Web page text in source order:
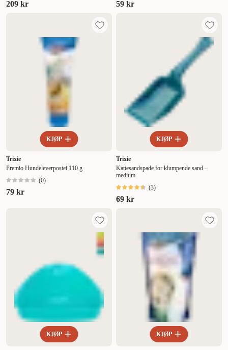
209 kr 59 kr
KJØP
Trixie
Premio Hundeleverpostei 110 g
(0)
79 kr
KJØP
Trixie
Kattesandspade for klumpende sand –
medium
(3)
69 kr
KJØP KJØP